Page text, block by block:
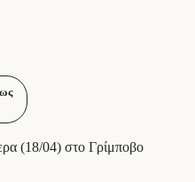
(18/04) στο Γρίμποβο